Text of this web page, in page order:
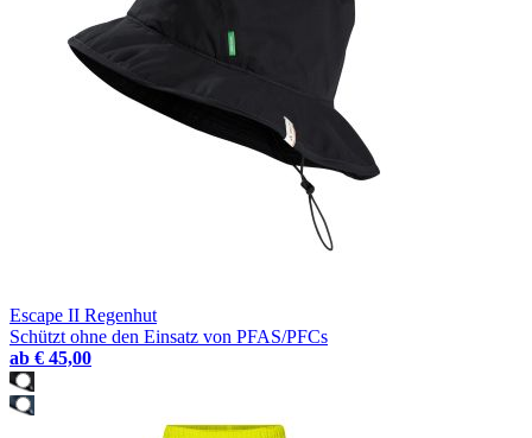
Escape II Regenhut
Schützt ohne den Einsatz von PFAS/PFCs
ab € 45,00